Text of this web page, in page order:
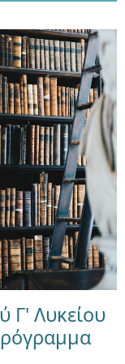
Γ' Λυκείου